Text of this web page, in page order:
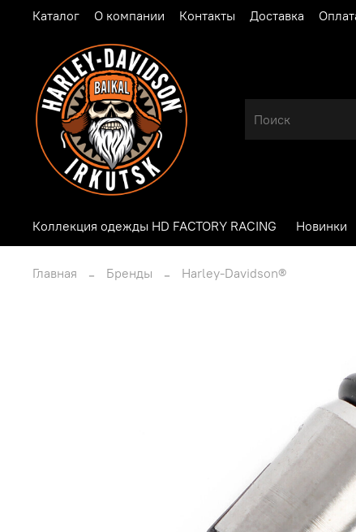
Каталог О компании Контакты Доставка
Коллекция одежды HD FACTORY RACING Новинки
Главная Бренды Harley-Davidson®